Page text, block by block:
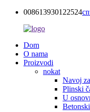
008613930122524
Dom
O nama
Proizvodi
nokat
Navoj
Plinski
U